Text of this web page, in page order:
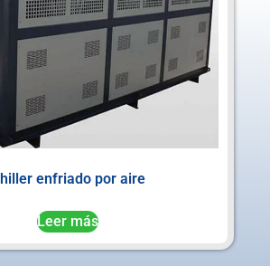
enfriado por aire
Leer más